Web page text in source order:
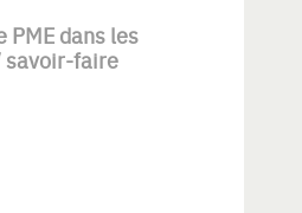
PME dans les
savoir-faire